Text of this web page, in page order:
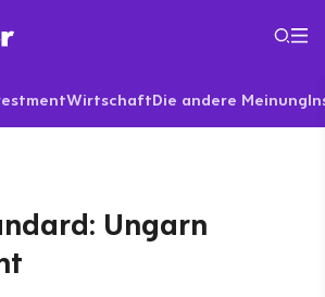
WirtschaftDie andere Meinung
Ungarn